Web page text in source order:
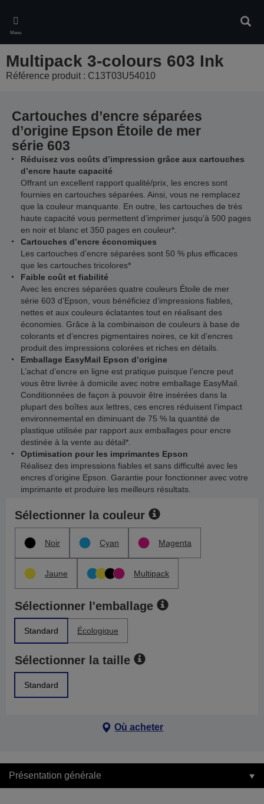
main
content
Menu
Multipack 3-colours 603 Ink
Référence produit : C13T03U54010
Cartouches d’encre séparées
d’origine Epson Étoile de mer
série 603
Réduisez vos coûts d’impression grâce aux cartouches
d’encre haute capacité
Offrant un excellent rapport qualité/prix, les encres sont
fournies en cartouches séparées. Ainsi, vous ne remplacez
que la couleur manquante. En outre, les cartouches de très
haute capacité vous permettent d’imprimer jusqu’à 500 pages
en noir et blanc et 350 pages en couleur*.
Cartouches d’encre économiques
Les cartouches d’encre séparées sont 50 % plus efficaces
que les cartouches tricolores*
Faible coût et fiabilité
Avec les encres séparées quatre couleurs Étoile de mer
série 603 d’Epson, vous bénéficiez d’impressions fiables,
nettes et aux couleurs éclatantes tout en réalisant des
économies. Grâce à la combinaison de couleurs à base de
colorants et d’encres pigmentaires noires, ce kit d’encres
produit des impressions colorées et riches en détails.
Emballage EasyMail Epson d’origine
L’achat d’encre en ligne est pratique puisque l’encre peut
vous être livrée à domicile avec notre emballage EasyMail.
Conditionnées de façon à pouvoir être insérées dans la
plupart des boîtes aux lettres, ces encres réduisent l’impact
environnemental en diminuant de 75 % la quantité de
plastique utilisée par rapport aux emballages pour encre
destinée à la vente au détail*.
Optimisation pour les imprimantes Epson
Réalisez des impressions fiables et sans difficulté avec les
encres d’origine Epson. Garantie pour fonctionner avec votre
imprimante et produire les meilleurs résultats.
Sélectionner la couleur
Noir Cyan Magenta
Jaune Multipack
Sélectionner l'emballage
Standard Écologique
Sélectionner la taille
Standard
Où acheter
Présentation générale